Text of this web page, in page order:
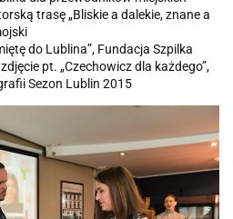
trasę „Bliskie a dalekie, znane a
do Lublina”, Fundacja Szpilka
pt. „Czechowicz dla każdego”,
Sezon Lublin 2015